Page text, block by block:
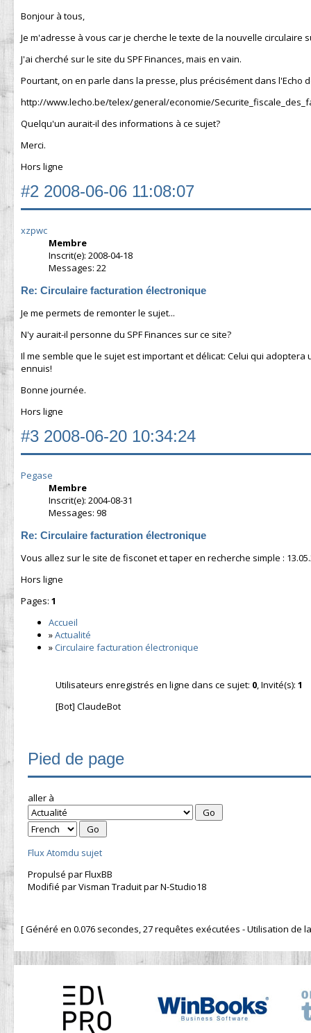
Bonjour à tous,
Je m'adresse à vous car je cherche le texte de la nouvelle circulaire
J'ai cherché sur le site du SPF Finances, mais en vain.
Pourtant, on en parle dans la presse, plus précisément dans l'Echo
http://www.lecho.be/telex/general/economie/
Quelqu'un aurait-il des informations à ce sujet?
Merci.
Hors ligne
#2 2008-06-06 11:08:07
xzpwc
Membre
Inscrit(e): 2008-04-18
Messages: 22
Re: Circulaire facturation électronique
Je me permets de remonter le sujet...
N'y aurait-il personne du SPF Finances sur ce site?
Il me semble que le sujet est important et délicat: Celui qui
ennuis!
Bonne journée.
Hors ligne
#3 2008-06-20 10:34:24
Pegase
Membre
Inscrit(e): 2004-08-31
Messages: 98
Re: Circulaire facturation électronique
Vous allez sur le site de fisconet et taper en recherche simple :
Hors ligne
Pages: 1
Accueil
»Actualité
»Circulaire facturation électronique
Utilisateurs enregistrés en ligne dans ce sujet: 0, Invité(s): 1
[Bot] ClaudeBot
Pied de page
aller à
Flux Atomdu sujet
Propulsé par FluxBB
Modifié par Visman Traduit par N-Studio18
[ Généré en 0.076 secondes, 27 requêtes exécutées - Utilisation de la